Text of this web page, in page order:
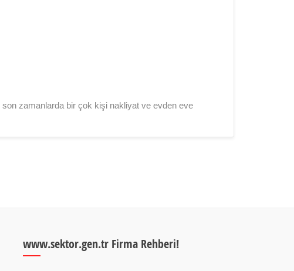
zamanlarda bir çok kişi nakliyat ve evden eve
www.sektor.gen.tr Firma Rehberi!